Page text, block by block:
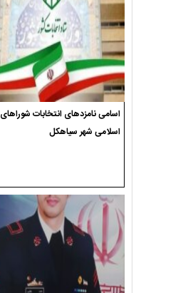
اسامی نامزدهای انتخابات شوراهای
اسلامی شهر سیاهکل